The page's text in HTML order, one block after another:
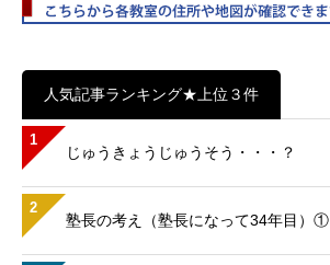
人気記事ランキング★上位３件
1
じゅうきょうじゅうそう・・・？
2
塾長の考え（塾長になって34年目）①